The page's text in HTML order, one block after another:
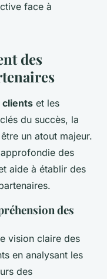
face à
des
clients et les
du succès, la
un atout majeur.
des
aide à établir des
des
vision claire des
en analysant les
des